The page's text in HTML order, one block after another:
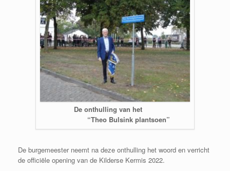
De onthulling van het
“Theo Bulsink plantsoen”
De burgemeester neemt na deze onthulling het woord en verricht
de officiële opening van de Kilderse Kermis 2022.